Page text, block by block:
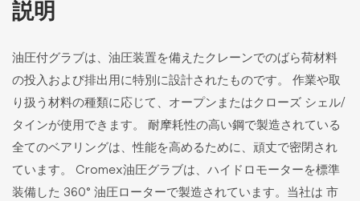
説明
油圧付グラブは、油圧装置を備えたクレーンでのばら荷材料
の投入および排出用に特別に設計されたものです。 作業や取
り扱う材料の種類に応じて、オープンまたはクローズ シェル/
タインが使用できます。 耐摩耗性の高い鋼で製造されている
全てのベアリングは、性能を高めるために、頑丈で密閉され
ています。 Cromex油圧グラブは、ハイドロモーターを標準
装備した 360° 油圧ローターで製造されています。当社は 市